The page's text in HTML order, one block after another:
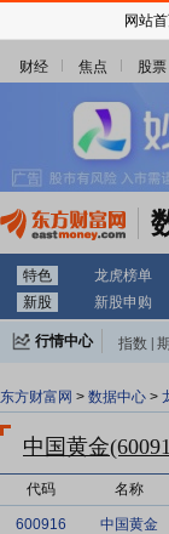
财经 焦点 股票
特色 龙虎榜单
新股
新股申购
行情中心 指数
东方财富网 > 数据中心 >
中国黄金
代码 名称
600916 中国黄金
网站